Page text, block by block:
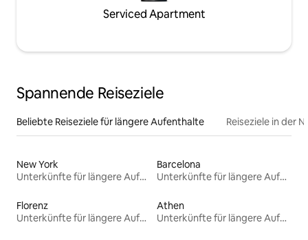
Serviced Apartment
Spannende Reiseziele
Beliebte Reiseziele für längere Aufenthalte Reiseziele in der
New York
Unterkünfte für längere Aufenthalte
Barcelona
Unterkünfte für längere Aufenthalte
Florenz
Unterkünfte für längere Aufenthalte
Athen
Unterkünfte für längere Aufenthalte